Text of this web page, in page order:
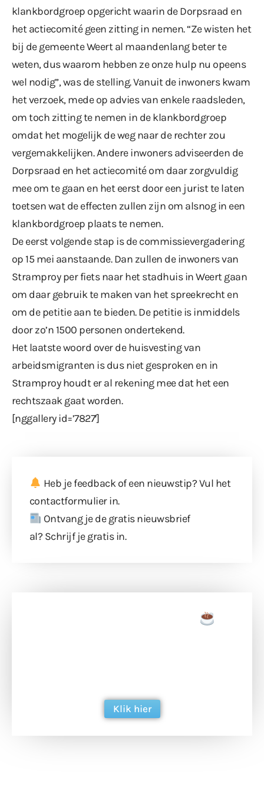
klankbordgroep opgericht waarin de Dorpsraad en
het actiecomité geen zitting in nemen. “Ze wisten het
bij de gemeente Weert al maandenlang beter te
weten, dus waarom hebben ze onze hulp nu opeens
wel nodig”, was de stelling. Vanuit de inwoners kwam
het verzoek, mede op advies van enkele raadsleden,
om toch zitting te nemen in de klankbordgroep
omdat het mogelijk de weg naar de rechter zou
vergemakkelijken. Andere inwoners adviseerden de
Dorpsraad en het actiecomité om daar zorgvuldig
mee om te gaan en het eerst door een jurist te laten
toetsen wat de effecten zullen zijn om alsnog in een
klankbordgroep plaats te nemen.
De eerst volgende stap is de commissievergadering
op 15 mei aanstaande. Dan zullen de inwoners van
Stramproy per fiets naar het stadhuis in Weert gaan
om daar gebruik te maken van het spreekrecht en
om de petitie aan te bieden. De petitie is inmiddels
door zo’n 1500 personen ondertekend.
Het laatste woord over de huisvesting van
arbeidsmigranten is dus niet gesproken en in
Stramproy houdt er al rekening mee dat het een
rechtszaak gaat worden.
[nggallery id=’7827′]
Heb je feedback of een nieuwstip? Vul het
contactformulierin.
Ontvang je de gratis nieuwsbrief
al? Schrijf je gratis in.
Klik hier